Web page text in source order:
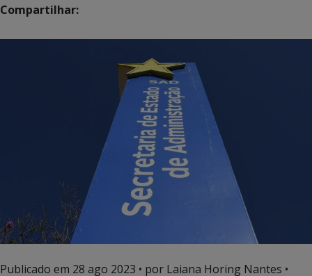
Compartilhar:
Publicado em 28 ago 2023 • por Laiana Horing Nantes •